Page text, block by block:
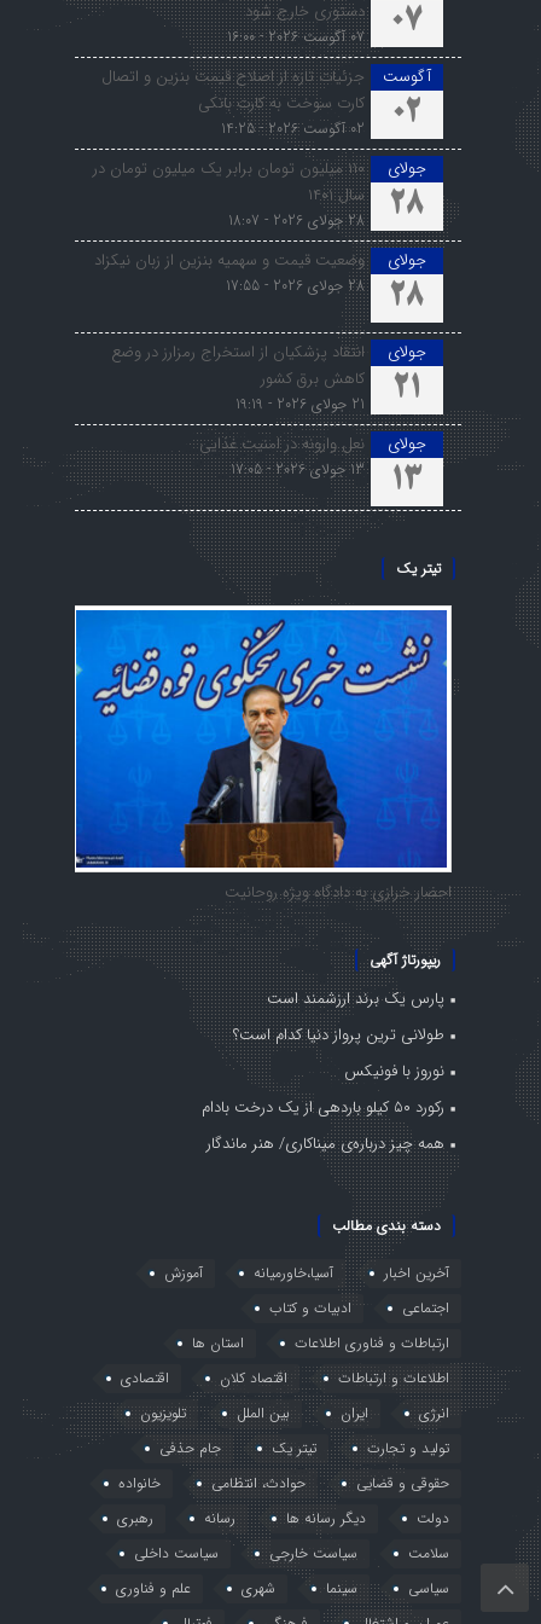
07
دستوری خارج شود
07 آگوست 2026 - 16:00
آگوست
02
جزئیات تازه از اصلاح قیمت بنزین و اتصال
کارت سوخت به کارت بانکی
02 آگوست 2026 - 14:25
جولای
28
۱۱۰ میلیون تومان برابر یک میلیون تومان در
سال ۱۴۰۱
28 جولای 2026 - 18:07
جولای
28
وضعیت قیمت و سهمیه بنزین از زبان نیکزاد
28 جولای 2026 - 17:55
جولای
21
انتقاد پزشکیان از استخراج رمزارز در وضع
کاهش برق کشور
21 جولای 2026 - 19:19
جولای
13
نعل وارونه در امنیت غذایی
13 جولای 2026 - 17:05
تیتر یک
احضار خرازی به دادگاه ویژه روحانیت
ریپورتاژ آگهی
پارس یک برند ارزشمند است
طولانی ترین پرواز دنیا کدام است؟
نوروز با فونیکس
رکورد ۵۰ کیلو باردهی از یک درخت بادام
همه چیز درباره‌ی میناکاری/ هنر ماندگار
دسته بندی مطالب
آخرین اخبار آسیا،خاورمیانه
آموزش
اجتماعی
ادبیات و کتاب
ارتباطات و فناوری اطلاعات
استان ها
اطلاعات و ارتباطات
اقتصاد کلان
اقتصادی
انرژی
ایران بین الملل
تلویزیون
تولید و تجارت
تیتر یک
جام حذفی
حقوقی و قضایی
حوادث، انتظامی
خانواده
دولت
دیگر رسانه ها رسانه
رهبری
سلامت
سیاست خارجی
سیاست داخلی
سیاسی
سینما شهری
علم و فناوری